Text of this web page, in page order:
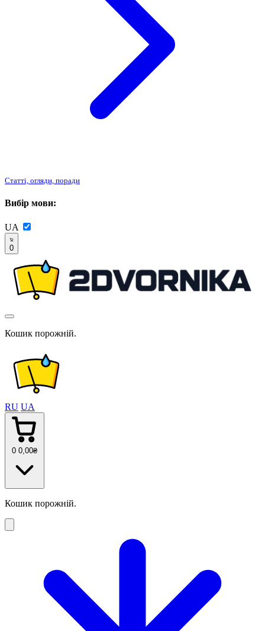
Статті, огляди, поради
Вибір мови:
UA
0
Кошик порожній.
RU UA
0 0 ,00₴
Кошик порожній.